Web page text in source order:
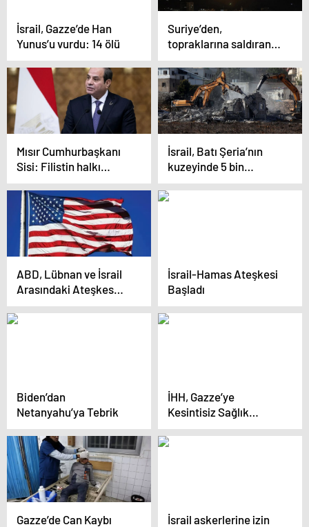
İsrail, Gazze’de Han
Yunus’u vurdu: 14 ölü
Suriye’den,
topraklarına saldıran
İsrail’e kınama
Mısır Cumhurbaşkanı
Sisi: Filistin halkı
yerinden edilmemeli
İsrail, Batı Şeria’nın
kuzeyinde 5 bin
Filistinli aileyi göç
ettirdi
ABD, Lübnan ve İsrail
Arasındaki Ateşkes
Anlaşmasını Uzattı
İsrail-Hamas Ateşkesi
Başladı
Biden’dan
Netanyahu’ya Tebrik
İHH, Gazze’ye
Kesintisiz Sağlık
Yardımı Yapıyor
Gazze’de Can Kaybı
İsrail askerlerine izin